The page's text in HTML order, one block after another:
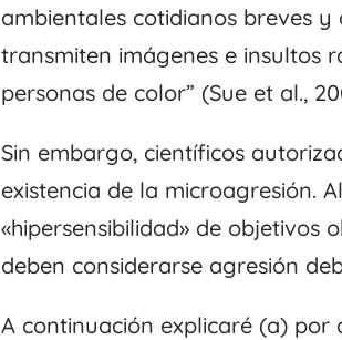
ambientales cotidianos breves
transmiten imágenes e insultos
personas de color” (Sue et al.,
Sin embargo, científicos
existencia de la microagresión.
«hipersensibilidad» de objetivos
deben considerarse agresión
A continuación explicaré (a) por